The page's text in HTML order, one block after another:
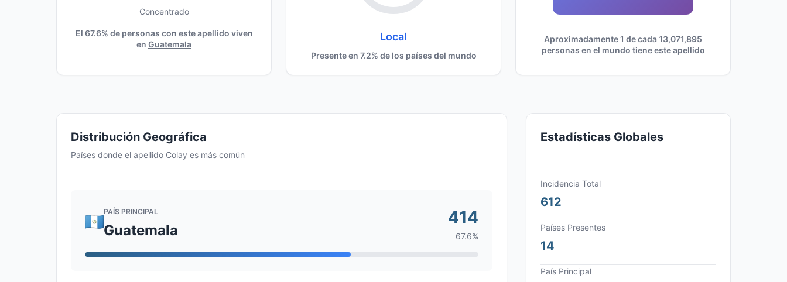
Concentrado
El 67.6% de personas con este apellido viven
en Guatemala
Local
Presente en 7.2% de los países del mundo
Aproximadamente 1 de cada 13,071,895
personas en el mundo tiene este apellido
Distribución Geográfica
Países donde el apellido Colay es más común
PAÍS PRINCIPAL
Guatemala
414
67.6%
Estadísticas Globales
Incidencia Total
612
Países Presentes
14
País Principal